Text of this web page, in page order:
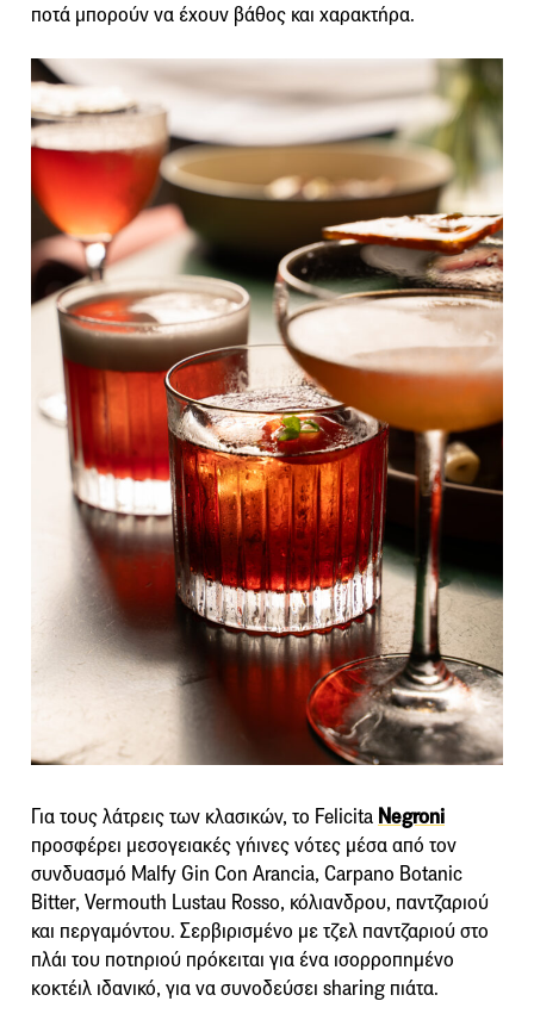
ποτά μπορούν να έχουν βάθος και χαρακτήρα.
Για τους λάτρεις των κλασικών, το Felicita Negroni
προσφέρει μεσογειακές γήινες νότες μέσα από τον
συνδυασμό Malfy Gin Con Arancia, Carpano Botanic
Bitter, Vermouth Lustau Rosso, κόλιανδρου, παντζαριού
και περγαμόντου. Σερβιρισμένο με τζελ παντζαριού στο
πλάι του ποτηριού πρόκειται για ένα ισορροπημένο
κοκτέιλ ιδανικό, για να συνοδεύσει sharing πιάτα.